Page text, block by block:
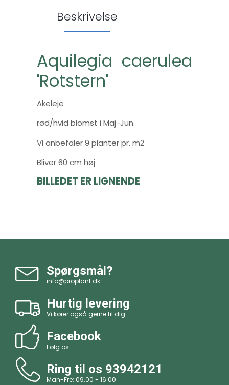
Beskrivelse
Aquilegia caerulea
'Rotstern'
Akeleje
rød/hvid blomst i Maj-Jun.
Vi anbefaler 9 planter pr. m2
Bliver 60 cm høj
BILLEDET ER LIGNENDE
Spørgsmål?
info@proplant.dk
Hurtig levering
Vi kører også gerne til dig
Facebook
Følg os
Ring til os 93942121
Man-Fre: 09.00 - 16.00